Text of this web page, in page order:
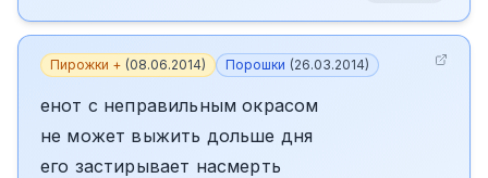
Пирожки + (08.06.2014) Порошки (26.03.2014)
енот с неправильным окрасом
не может выжить дольше дня
его застирывает насмерть